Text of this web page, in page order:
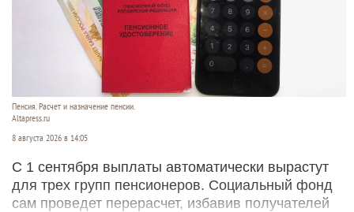
Пенсия. Расчет и назначение пенсии.
Altapress.ru
8 августа 2026 в 14:05
С 1 сентября выплаты автоматически вырастут
для трех групп пенсионеров. Социальный фонд
сам проведет перерасчет, избавив получателей